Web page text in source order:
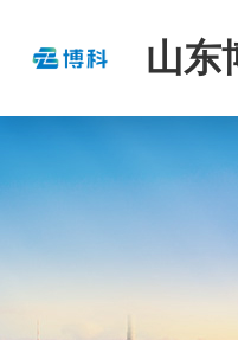
山东